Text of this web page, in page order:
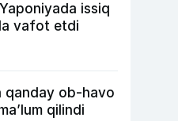
issiq
vafot etdi
qanday ob-havo
qilindi